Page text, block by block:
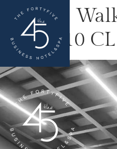
Johnie
Label 10 CL